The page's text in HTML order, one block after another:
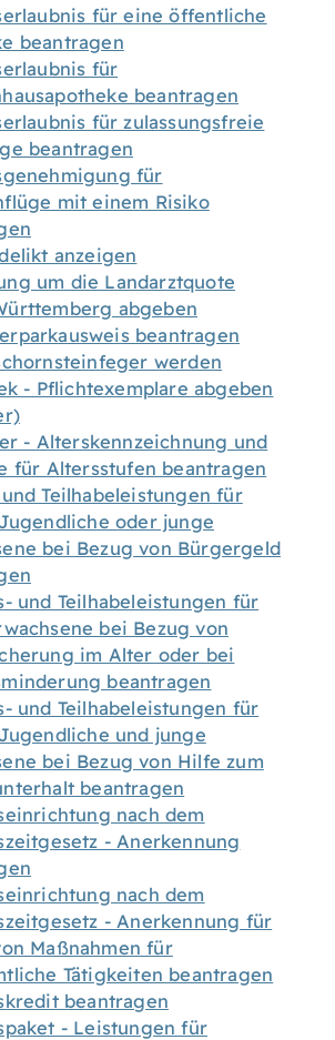
für eine öffentliche
beantragen
für
beantragen
für zulassungsfreie
beantragen
für
mit einem Risiko
anzeigen
um die Landarztquote
abgeben
beantragen
werden
- Pflichtexemplare abgeben
- Alterskennzeichnung und
für Altersstufen beantragen
Teilhabeleistungen für
oder junge
bei Bezug von Bürgergeld
und Teilhabeleistungen für
bei Bezug von
im Alter oder bei
beantragen
und Teilhabeleistungen für
und junge
bei Bezug von Hilfe zum
beantragen
nach dem
- Anerkennung
nach dem
- Anerkennung für
Maßnahmen für
Tätigkeiten beantragen
beantragen
- Leistungen für